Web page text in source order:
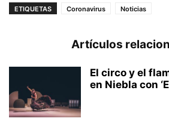
ETIQUETAS Coronavirus Noticias
Artículos
El circo y el
en Niebla con